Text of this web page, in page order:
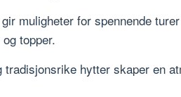
muligheter for spennende
topper.
tradisjonsrike hytter skaper en